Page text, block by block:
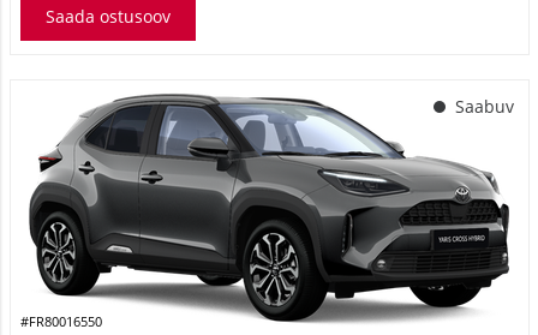
Saada ostusoov
Saabuv
#FR80016550